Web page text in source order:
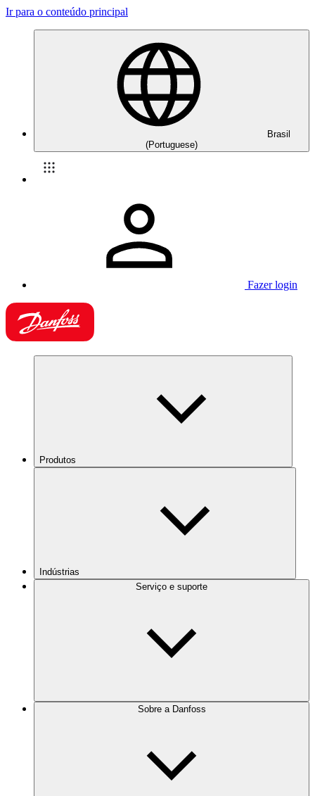
Ir para o conteúdo principal
Brasil
(Portuguese)
Fazer login
Produtos
Indústrias
Serviço e suporte
Sobre a Danfoss